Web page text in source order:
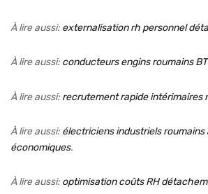
À lire aussi: externalisation rh personnel
À lire aussi: conducteurs engins roumains
À lire aussi: recrutement rapide intérimaires
À lire aussi: électriciens industriels
économiques.
À lire aussi: optimisation coûts RH